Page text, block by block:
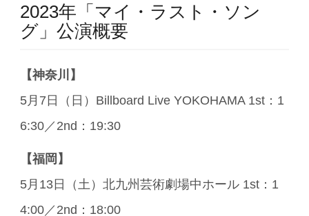
2023年「マイ・ラスト・ソン
グ」公演概要
【神奈川】
5月7日（日）Billboard Live YOKOHAMA 1st：1
6:30／2nd：19:30
【福岡】
5月13日（土）北九州芸術劇場中ホール 1st：1
4:00／2nd：18:00